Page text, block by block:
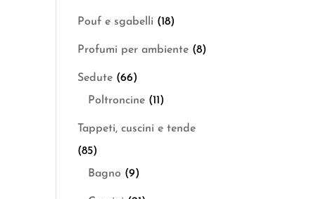
Pouf e sgabelli (18)
Profumi per ambiente (8)
Sedute (66)
Poltroncine (11)
Tappeti, cuscini e tende
(85)
Bagno (9)